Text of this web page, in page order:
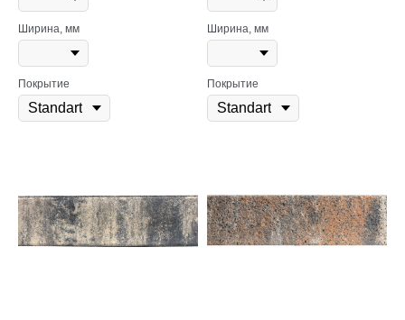
Ширина, мм
Покрытие
Ширина, мм
Покрытие